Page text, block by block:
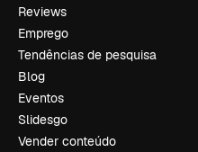
Reviews
Emprego
Tendências de pesquisa
Blog
Eventos
Slidesgo
Vender conteúdo